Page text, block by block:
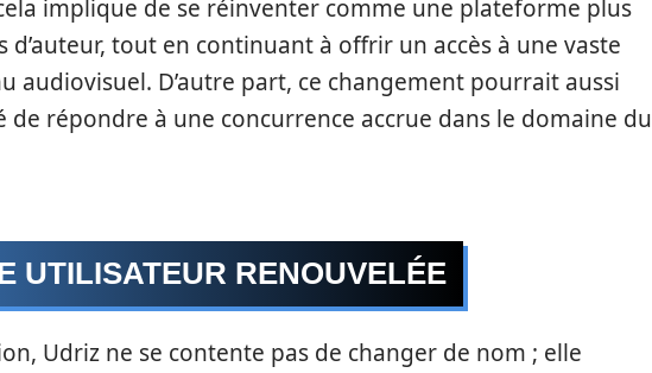
implique de se réinventer comme une plateforme plus
d’auteur, tout en continuant à offrir un accès à une vaste
audiovisuel. D’autre part, ce changement pourrait aussi
répondre à une concurrence accrue dans le domaine du
UTILISATEUR RENOUVELÉE
Udriz ne se contente pas de changer de nom ; elle